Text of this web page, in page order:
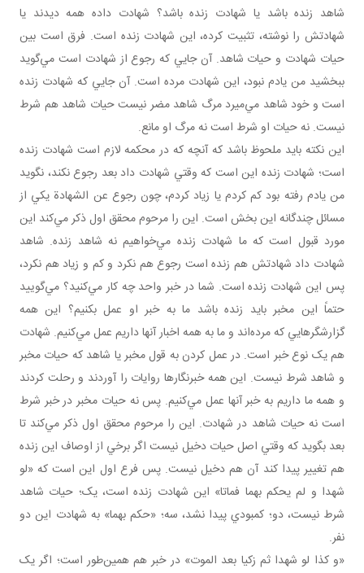
شاهد زنده باشد يا شهادت زنده باشد؟ شهادت داده همه ديدند يا
شهادتش را نوشته، تثبيت کرده، اين شهادت زنده است. فرق است بين
حيات شهادت و حيات شاهد. آن جايي که رجوع از شهادت است مي‌گويد
ببخشيد من يادم نبود، اين شهادت مرده است. آن جايي که شهادت زنده
است و خود شاهد مي‌ميرد مرگ شاهد مضر نيست حيات شاهد هم شرط
نيست. نه حيات او شرط است نه مرگ او مانع.
اين نکته بايد ملحوظ باشد که آنچه که در محکمه لازم است شهادت زنده
است؛ شهادت زنده اين است که وقتي شهادت داد بعد رجوع نکند، نگويد
من يادم رفته بود کم کردم يا زياد کردم، چون رجوع عن الشهادة يکي از
مسائل چندگانه اين بخش است. اين را مرحوم محقق اول ذکر مي‌کند اين
مورد قبول است که ما شهادت زنده مي‌خواهيم نه شاهد زنده. شاهد
شهادت داد شهادتش هم زنده است رجوع هم نکرد و کم و زياد هم نکرد،
پس اين شهادت زنده است. شما در خبر واحد چه کار مي‌کنيد؟ مي‌گوييد
حتماً اين مخبر بايد زنده باشد ما به خبر او عمل بکنيم؟ اين همه
گزارشگرهايي که مرده‌اند و ما به همه اخبار آنها داريم عمل مي‌کنيم. شهادت
هم يک نوع خبر است. در عمل کردن به قول مخبر يا شاهد که حيات مخبر
و شاهد شرط نيست. اين همه خبرنگارها روايات را آوردند و رحلت کردند
و همه ما داريم به خبر آنها عمل مي‌کنيم. پس نه حيات مخبر در خبر شرط
است نه حيات شاهد در شهادت. اين را مرحوم محقق اول ذکر مي‌کند تا
بعد بگويد که وقتي اصل حيات دخيل نيست اگر برخي از اوصاف اين زنده
هم تغيير پيدا کند آن هم دخيل نيست. پس فرع اول اين است که «لو
شهدا و لم يحکم بهما فماتا» اين شهادت زنده است، يک؛ حيات شاهد
شرط نيست، دو؛ کمبودي پيدا نشد، سه؛ «حکم بهما» به شهادت اين دو
نفر.
«و کذا لو شهدا ثم زکيا بعد الموت» در خبر هم همين‌طور است؛ اگر يک